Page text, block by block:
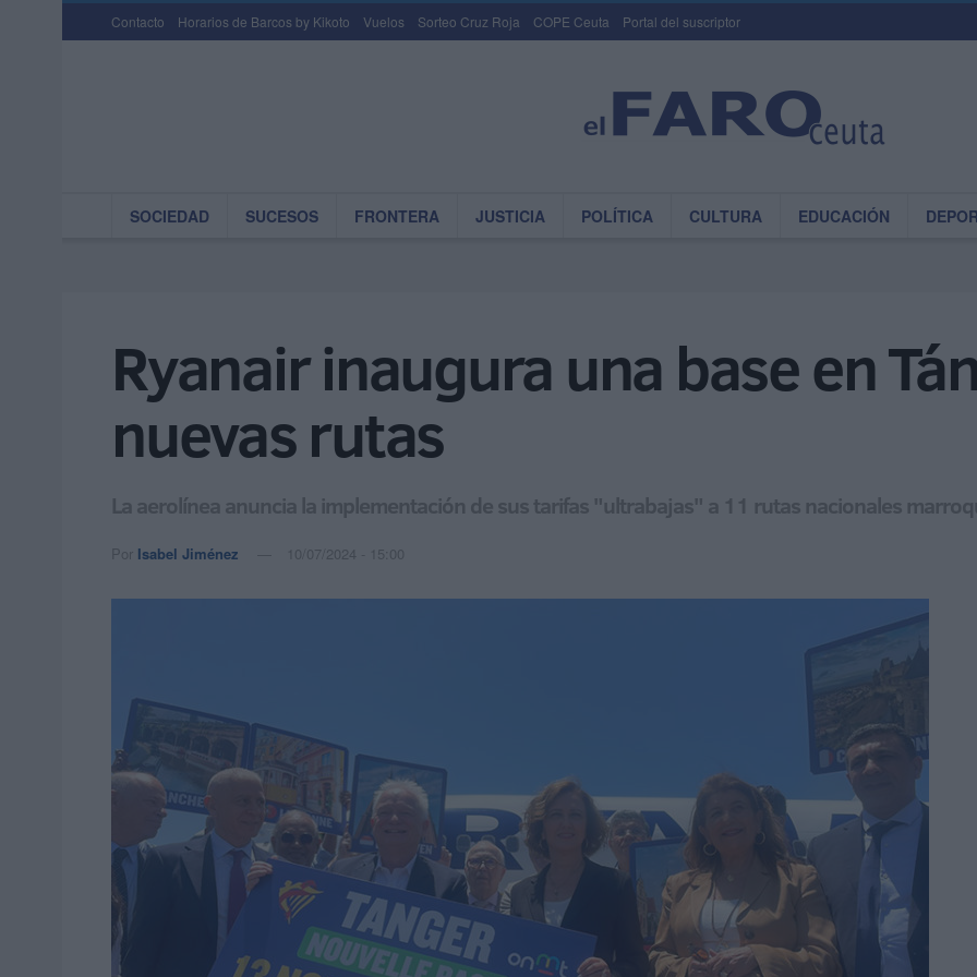
Contacto Horarios de Barcos by Kikoto Vuelos Sorteo Cruz Roja COPE Ceuta Portal del suscriptor
SOCIEDAD SUCESOS FRONTERA JUSTICIA POLÍTICA CULTURA EDUCACIÓN
Ryanair inaugura una base en
nuevas rutas
La aerolínea anuncia la implementación de sus tarifas "ultrabajas" a 11 rutas nacionales
Por Isabel Jiménez 10/07/2024 - 15:00